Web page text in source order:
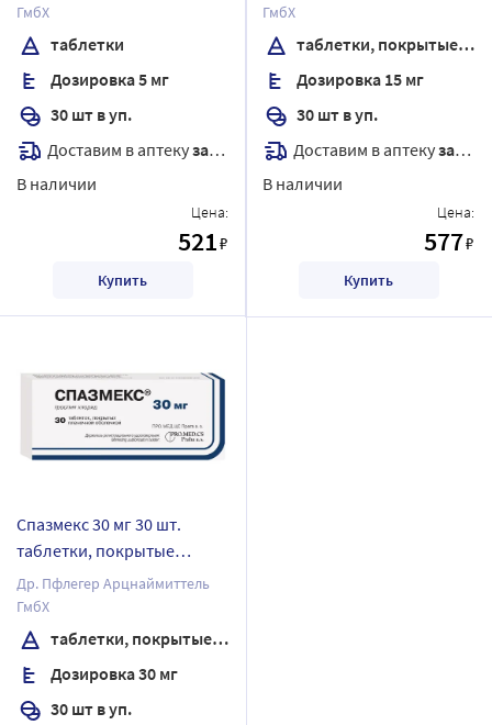
ГмбХ
таблетки
Дозировка 5 мг
30 шт в уп.
Доставим в аптекузавтра
В наличии
Цена:
521₽
Купить
ГмбХ
таблетки, покрытые пленочной оболочкой
Дозировка 15 мг
30 шт в уп.
Доставим в аптекузавтра
В наличии
Цена:
577₽
Купить
Спазмекс 30 мг 30 шт.
таблетки, покрытые
пленочной оболочкой
Др. Пфлегер Арцнаймиттель
ГмбХ
таблетки, покрытые пленочной оболочкой
Дозировка 30 мг
30 шт в уп.